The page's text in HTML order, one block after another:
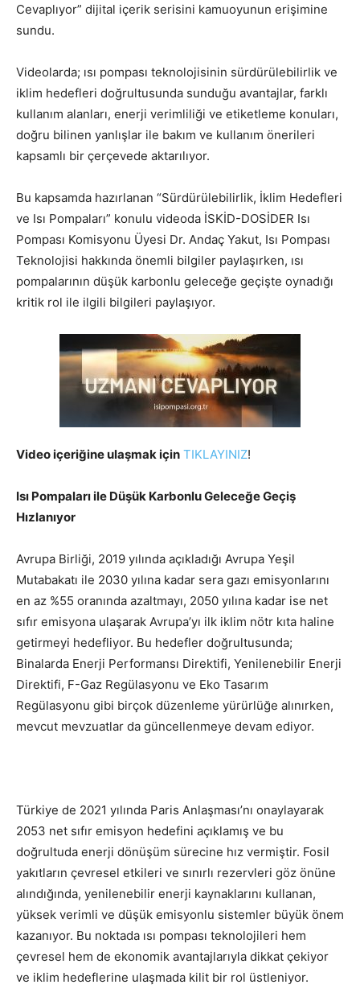
Cevaplıyor” dijital içerik serisini kamuoyunun erişimine
sundu.
Videolarda; ısı pompası teknolojisinin sürdürülebilirlik ve
iklim hedefleri doğrultusunda sunduğu avantajlar, farklı
kullanım alanları, enerji verimliliği ve etiketleme konuları,
doğru bilinen yanlışlar ile bakım ve kullanım önerileri
kapsamlı bir çerçevede aktarılıyor.
Bu kapsamda hazırlanan “Sürdürülebilirlik, İklim Hedefleri
ve Isı Pompaları” konulu videoda İSKİD-DOSİDER Isı
Pompası Komisyonu Üyesi Dr. Andaç Yakut, Isı Pompası
Teknolojisi hakkında önemli bilgiler paylaşırken, ısı
pompalarının düşük karbonlu geleceğe geçişte oynadığı
kritik rol ile ilgili bilgileri paylaşıyor.
Video içeriğine ulaşmak için TIKLAYINIZ!
Isı Pompaları ile Düşük Karbonlu Geleceğe Geçiş
Hızlanıyor
Avrupa Birliği, 2019 yılında açıkladığı Avrupa Yeşil
Mutabakatı ile 2030 yılına kadar sera gazı emisyonlarını
en az %55 oranında azaltmayı, 2050 yılına kadar ise net
sıfır emisyona ulaşarak Avrupa’yı ilk iklim nötr kıta haline
getirmeyi hedefliyor. Bu hedefler doğrultusunda;
Binalarda Enerji Performansı Direktifi, Yenilenebilir Enerji
Direktifi, F-Gaz Regülasyonu ve Eko Tasarım
Regülasyonu gibi birçok düzenleme yürürlüğe alınırken,
mevcut mevzuatlar da güncellenmeye devam ediyor.
Türkiye de 2021 yılında Paris Anlaşması’nı onaylayarak
2053 net sıfır emisyon hedefini açıklamış ve bu
doğrultuda enerji dönüşüm sürecine hız vermiştir. Fosil
yakıtların çevresel etkileri ve sınırlı rezervleri göz önüne
alındığında, yenilenebilir enerji kaynaklarını kullanan,
yüksek verimli ve düşük emisyonlu sistemler büyük önem
kazanıyor. Bu noktada ısı pompası teknolojileri hem
çevresel hem de ekonomik avantajlarıyla dikkat çekiyor
ve iklim hedeflerine ulaşmada kilit bir rol üstleniyor.